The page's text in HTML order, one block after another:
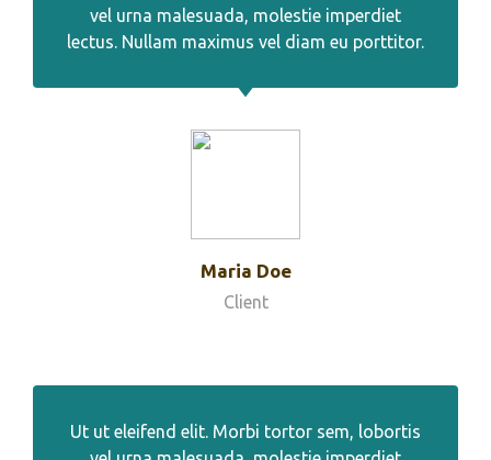
vel urna malesuada, molestie imperdiet
lectus. Nullam maximus vel diam eu porttitor.
Maria Doe
Client
Ut ut eleifend elit. Morbi tortor sem, lobortis